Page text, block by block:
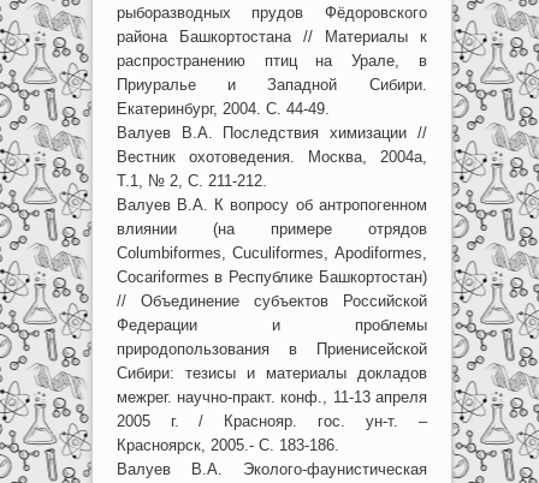
рыборазводных прудов Фёдоровского
района Башкортостана // Материалы к
распространению птиц на Урале, в
Приуралье и Западной Сибири.
Екатеринбург, 2004. С. 44-49.
Валуев В.А. Последствия химизации //
Вестник охотоведения. Москва, 2004а,
Т.1, № 2, С. 211-212.
Валуев В.А. К вопросу об антропогенном
влиянии (на примере отрядов
Columbiformes, Cuculiformes, Apodiformes,
Cocariformes в Республике Башкортостан)
// Объединение субъектов Российской
Федерации и проблемы
природопользования в Приенисейской
Сибири: тезисы и материалы докладов
межрег. научно-практ. конф., 11-13 апреля
2005 г. / Краснояр. гос. ун-т. –
Красноярск, 2005.- С. 183-186.
Валуев В.А. Эколого-фаунистическая